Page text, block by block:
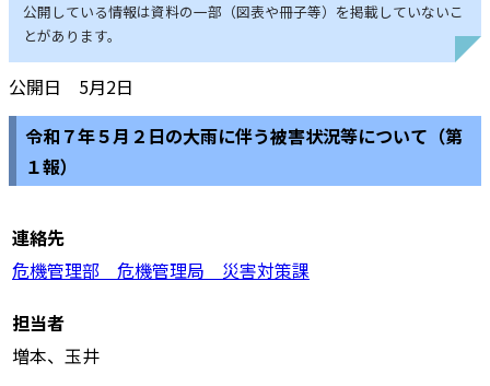
公開している情報は資料の一部（図表や冊子等）を掲載していないこ
とがあります。
公開日 5月2日
令和７年５月２日の大雨に伴う被害状況等について（第
１報）
連絡先
危機管理部 危機管理局 災害対策課
担当者
増本、玉井